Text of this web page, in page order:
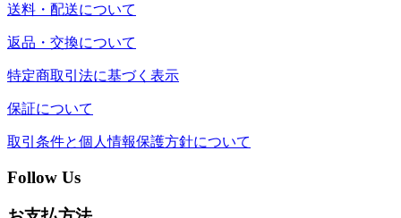
送料・配送について
返品・交換について
特定商取引法に基づく表示
保証について
取引条件と個人情報保護方針について
Follow Us